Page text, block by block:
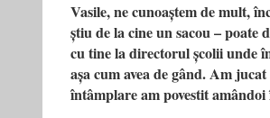
Vasile, ne cunoaștem de mult,
știu de la cine un sacou – poate
cu tine la directorul școlii unde
așa cum avea de gând. Am
întâmplare am povestit